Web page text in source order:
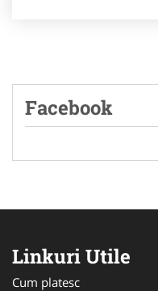
Facebook
Linkuri Utile
Cum platesc